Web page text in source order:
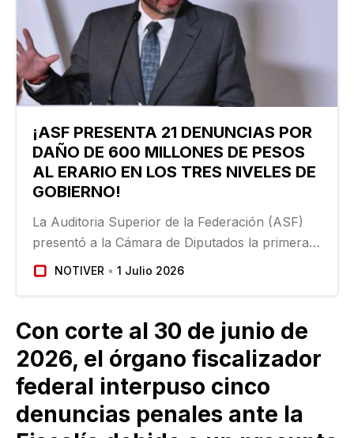
¡ASF PRESENTA 21 DENUNCIAS POR
DAÑO DE 600 MILLONES DE PESOS
AL ERARIO EN LOS TRES NIVELES DE
GOBIERNO!
La Auditoria Superior de la Federación (ASF)
presentó a la Cámara de Diputados la primera
entrega de informes individuales de la Auditoria
días de asumir la…
NOTIVER 1 Julio 2026
Con corte al 30 de junio de
2026, el órgano fiscalizador
federal interpuso cinco
denuncias penales ante la